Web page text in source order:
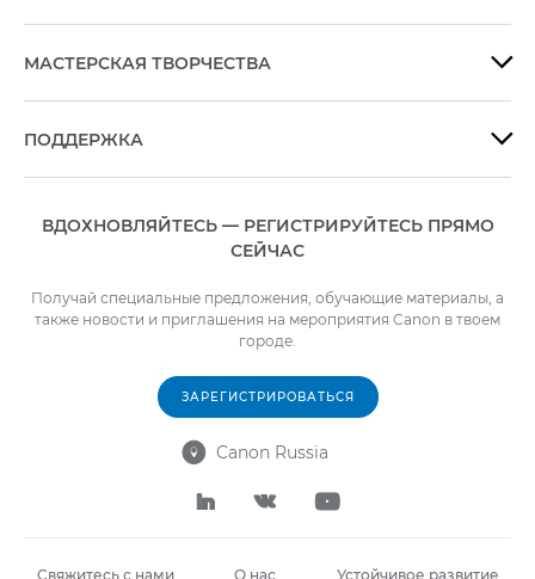
МАСТЕРСКАЯ ТВОРЧЕСТВА 
ПОДДЕРЖКА 
ВДОХНОВЛЯЙТЕСЬ — РЕГИСТРИРУЙТЕСЬ ПРЯМО
СЕЙЧАС
Получай специальные предложения, обучающие материалы, а
также новости и приглашения на мероприятия Canon в твоем
городе.
ЗАРЕГИСТРИРОВАТЬСЯ
 Canon Russia
  
Свяжитесь с нами О нас Устойчивое развитие